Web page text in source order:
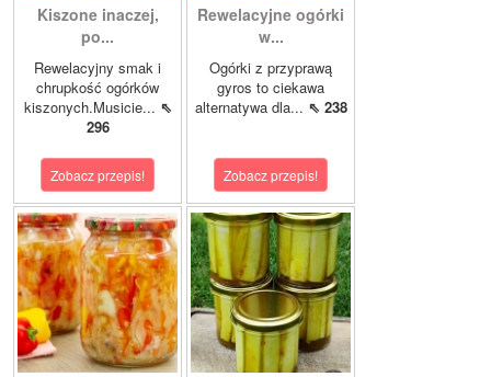
Kiszone inaczej,
po...
Rewelacyjny smak i
chrupkość ogórków
kiszonych.Musicie... ⇖
296
Zobacz przepis!
Rewelacyjne ogórki
w...
Ogórki z przyprawą
gyros to ciekawa
alternatywa dla... ⇖ 238
Zobacz przepis!